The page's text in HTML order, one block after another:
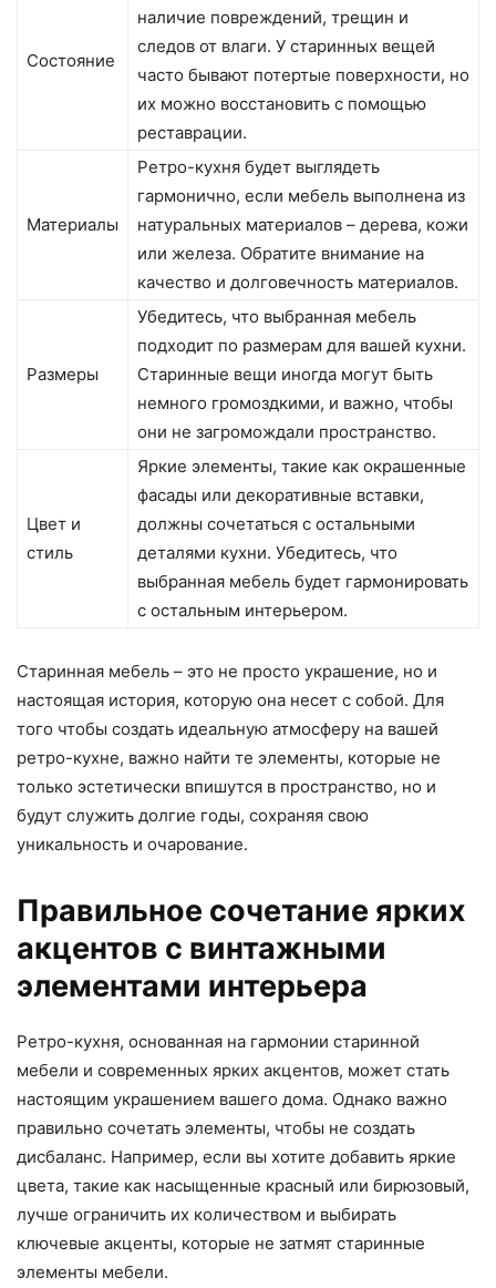
Состояние
наличие повреждений, трещин и
следов от влаги. У старинных вещей
часто бывают потертые поверхности, но
их можно восстановить с помощью
реставрации.
Материалы
Ретро-кухня будет выглядеть
гармонично, если мебель выполнена из
натуральных материалов – дерева, кожи
или железа. Обратите внимание на
качество и долговечность материалов.
Размеры
Убедитесь, что выбранная мебель
подходит по размерам для вашей кухни.
Старинные вещи иногда могут быть
немного громоздкими, и важно, чтобы
они не загромождали пространство.
Цвет и
стиль
Яркие элементы, такие как окрашенные
фасады или декоративные вставки,
должны сочетаться с остальными
деталями кухни. Убедитесь, что
выбранная мебель будет гармонировать
с остальным интерьером.
Старинная мебель – это не просто украшение, но и
настоящая история, которую она несет с собой. Для
того чтобы создать идеальную атмосферу на вашей
ретро-кухне, важно найти те элементы, которые не
только эстетически впишутся в пространство, но и
будут служить долгие годы, сохраняя свою
уникальность и очарование.
Правильное сочетание ярких
акцентов с винтажными
элементами интерьера
Ретро-кухня, основанная на гармонии старинной
мебели и современных ярких акцентов, может стать
настоящим украшением вашего дома. Однако важно
правильно сочетать элементы, чтобы не создать
дисбаланс. Например, если вы хотите добавить яркие
цвета, такие как насыщенные красный или бирюзовый,
лучше ограничить их количеством и выбирать
ключевые акценты, которые не затмят старинные
элементы мебели.